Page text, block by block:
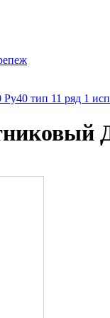
тип 11 ряд 1